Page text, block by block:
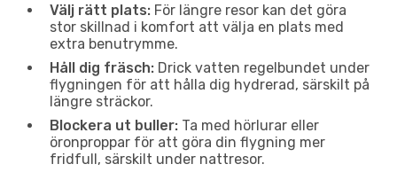
Välj rätt plats: För längre resor kan det göra
stor skillnad i komfort att välja en plats med
extra benutrymme.
Håll dig fräsch: Drick vatten regelbundet under
flygningen för att hålla dig hydrerad, särskilt på
längre sträckor.
Blockera ut buller: Ta med hörlurar eller
öronproppar för att göra din flygning mer
fridfull, särskilt under nattresor.